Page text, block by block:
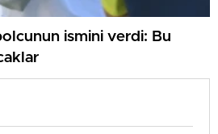
ismini verdi: Bu